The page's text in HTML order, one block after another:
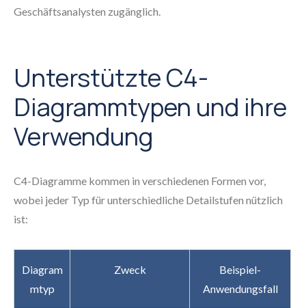
Geschäftsanalysten zugänglich.
Unterstützte C4-
Diagrammtypen und ihre
Verwendung
C4-Diagramme kommen in verschiedenen Formen vor,
wobei jeder Typ für unterschiedliche Detailstufen nützlich
ist:
Diagram
mtyp
Zweck
Beispiel-
Anwendungsfall